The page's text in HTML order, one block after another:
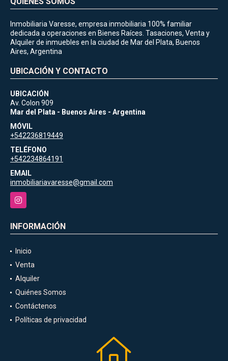
Inmobiliaria Varesse, empresa inmobiliaria 100% familiar
dedicada a operaciones en Bienes Raíces. Tasaciones, Venta y
Alquiler de inmuebles en la ciudad de Mar del Plata, Buenos
Aires, Argentina
UBICACIÓN Y CONTACTO
UBICACIÓN
Av. Colon 909
Mar del Plata - Buenos Aires - Argentina
MÓVIL
+542236819449
TELÉFONO
+542234864191
EMAIL
inmobiliariavaresse@gmail.com
Instagram
INFORMACIÓN
Inicio
Venta
Alquiler
Quiénes Somos
Contáctenos
Políticas de privacidad